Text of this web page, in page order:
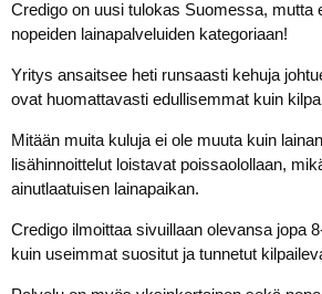
Credigo on uusi tulokas Suomessa, mutta
nopeiden lainapalveluiden kategoriaan!
Yritys ansaitsee heti runsaasti kehuja
ovat huomattavasti edullisemmat kuin
Mitään muita kuluja ei ole muuta kuin
lisähinnoittelut loistavat poissaolollaan,
ainutlaatuisen lainapaikan.
Credigo ilmoittaa sivuillaan olevansa jopa
kuin useimmat suositut ja tunnetut